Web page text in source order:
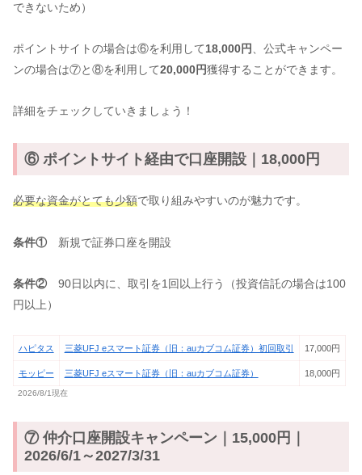
できないため）
ポイントサイトの場合は⑥を利用して18,000円、公式キャンペー
ンの場合は⑦と⑧を利用して20,000円獲得することができます。
詳細をチェックしていきましょう！
⑥ ポイントサイト経由で口座開設｜18,000円
必要な資金がとても少額で取り組みやすいのが魅力です。
条件① 新規で証券口座を開設
条件② 90日以内に、取引を1回以上行う（投資信託の場合は100
円以上）
ハピタス 三菱UFJ eスマート証券（旧：auカブコム証券）初回取引 17,000円
モッピー 三菱UFJ eスマート証券（旧：auカブコム証券） 18,000円
2026/8/1現在
⑦ 仲介口座開設キャンペーン｜15,000円｜
2026/6/1～2027/3/31